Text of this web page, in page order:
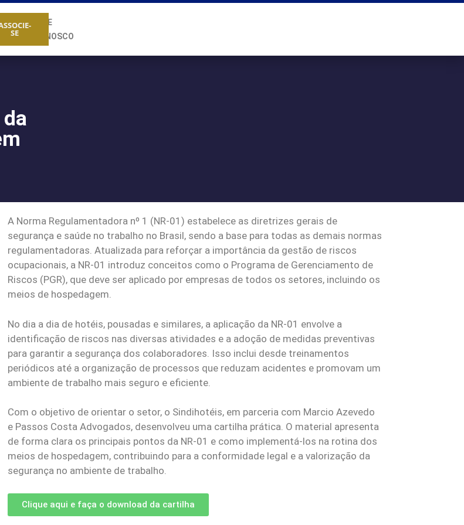
FALE
CONOSCO
SE
A Norma Regulamentadora nº 1 (NR-01) estabelece as diretrizes gerais de
segurança e saúde no trabalho no Brasil, sendo a base para todas as demais normas
regulamentadoras. Atualizada para reforçar a importância da gestão de riscos
ocupacionais, a NR-01 introduz conceitos como o Programa de Gerenciamento de
Riscos (PGR), que deve ser aplicado por empresas de todos os setores, incluindo os
meios de hospedagem.
No dia a dia de hotéis, pousadas e similares, a aplicação da NR-01 envolve a
identificação de riscos nas diversas atividades e a adoção de medidas preventivas
para garantir a segurança dos colaboradores. Isso inclui desde treinamentos
periódicos até a organização de processos que reduzam acidentes e promovam um
ambiente de trabalho mais seguro e eficiente.
Com o objetivo de orientar o setor, o Sindihotéis, em parceria com Marcio Azevedo
e Passos Costa Advogados, desenvolveu uma cartilha prática. O material apresenta
de forma clara os principais pontos da NR-01 e como implementá-los na rotina dos
meios de hospedagem, contribuindo para a conformidade legal e a valorização da
segurança no ambiente de trabalho.
Clique aqui e faça o download da cartilha